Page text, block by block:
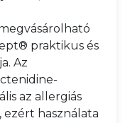
praktikus és
Az
az allergiás
ezért használata